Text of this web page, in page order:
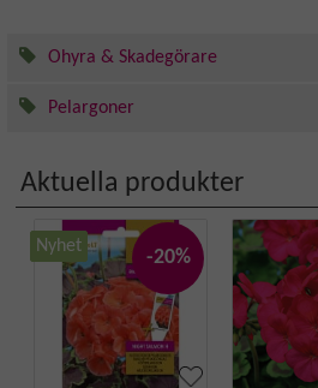
Ohyra & Skadegörare
Pelargoner
Aktuella produkter
-20%
Nyhet